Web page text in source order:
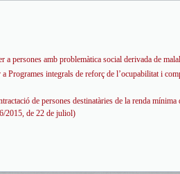
a persones amb problemàtica social derivada de
Programes integrals de reforç de l’ocupabilitat i
de persones destinatàries de la renda
2015, de 22 de juliol)